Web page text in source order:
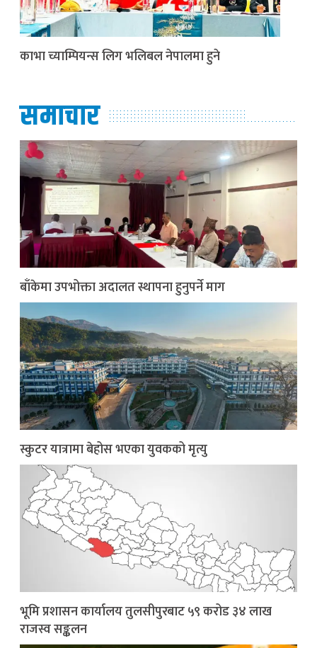
काभा च्याम्पियन्स लिग भलिबल नेपालमा हुने
समाचार
बाँकेमा उपभोक्ता अदालत स्थापना हुनुपर्ने माग
स्कुटर यात्रामा बेहोस भएका युवकको मृत्यु
भूमि प्रशासन कार्यालय तुलसीपुरबाट ५९ करोड ३४ लाख
राजस्व सङ्कलन